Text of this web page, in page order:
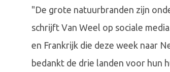
"De grote natuurbranden zijn
schrijft Van Weel op sociale
en Frankrijk die deze week naar
bedankt de drie landen voor hun